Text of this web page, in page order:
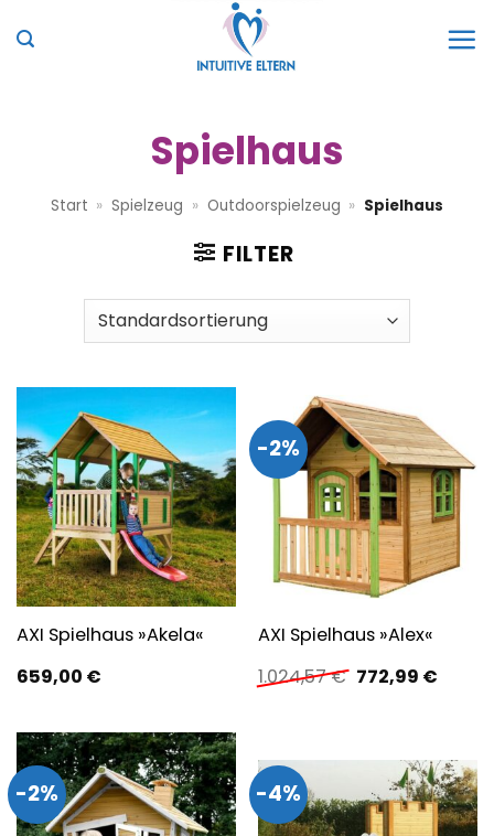
Inhalt
Spielhaus
Start » Spielzeug » Outdoorspielzeug » Spielhaus
FILTER
AXI Spielhaus »Akela«
659,00 €
-2%
AXI Spielhaus »Alex«
1.024,57€ Ursprünglicher
Preis
772,99 €
-2% -4%